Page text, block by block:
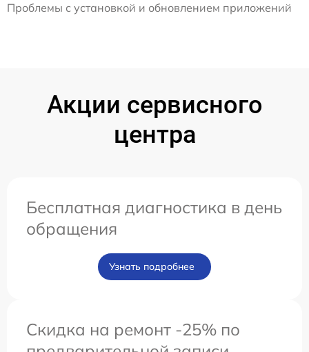
Проблемы с установкой и обновлением приложений
Акции сервисного
центра
Бесплатная диагностика в день
обращения
Узнать подробнее
Скидка на ремонт -25% по